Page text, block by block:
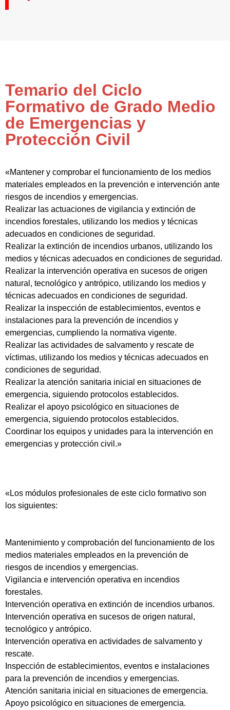
Temario del Ciclo
Formativo de Grado Medio
de Emergencias y
Protección Civil
«Mantener y comprobar el funcionamiento de los medios
materiales empleados en la prevención e intervención ante
riesgos de incendios y emergencias.
Realizar las actuaciones de vigilancia y extinción de
incendios forestales, utilizando los medios y técnicas
adecuados en condiciones de seguridad.
Realizar la extinción de incendios urbanos, utilizando los
medios y técnicas adecuados en condiciones de seguridad.
Realizar la intervención operativa en sucesos de origen
natural, tecnológico y antrópico, utilizando los medios y
técnicas adecuados en condiciones de seguridad.
Realizar la inspección de establecimientos, eventos e
instalaciones para la prevención de incendios y
emergencias, cumpliendo la normativa vigente.
Realizar las actividades de salvamento y rescate de
víctimas, utilizando los medios y técnicas adecuados en
condiciones de seguridad.
Realizar la atención sanitaria inicial en situaciones de
emergencia, siguiendo protocolos establecidos.
Realizar el apoyo psicológico en situaciones de
emergencia, siguiendo protocolos establecidos.
Coordinar los equipos y unidades para la intervención en
emergencias y protección civil.»
«Los módulos profesionales de este ciclo formativo son
los siguientes:
Mantenimiento y comprobación del funcionamiento de los
medios materiales empleados en la prevención de
riesgos de incendios y emergencias.
Vigilancia e intervención operativa en incendios
forestales.
Intervención operativa en extinción de incendios urbanos.
Intervención operativa en sucesos de origen natural,
tecnológico y antrópico.
Intervención operativa en actividades de salvamento y
rescate.
Inspección de establecimientos, eventos e instalaciones
para la prevención de incendios y emergencias.
Atención sanitaria inicial en situaciones de emergencia.
Apoyo psicológico en situaciones de emergencia.